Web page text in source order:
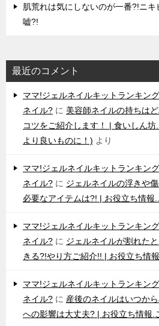
肌荒れは気にしないのが一番?!ニ
嘘?!
最近のコメント
ママ!ジェルネイルキットランキン
ネイル? に 美容師ネイルの持ちは
コツをご紹介します！ | 食いしん
より良いものに！) より
ママ!ジェルネイルキットランキン
ネイル? に ジェルネイルの浮きや
必要なアイテムは?! | お役立ち情報.
ママ!ジェルネイルキットランキン
ネイル? に ジェルネイルが割れた
きる?!やり方ご紹介!! | お役立ち情
ママ!ジェルネイルキットランキン
ネイル? に 産後のネイルはいつか
への影響は大丈夫? | お役立ち情報.